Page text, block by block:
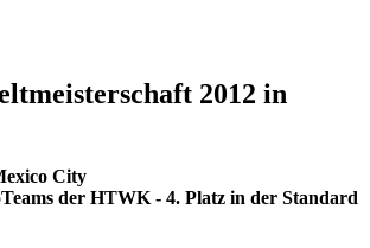
2012 in
City
der HTWK - 4. Platz in der Standard